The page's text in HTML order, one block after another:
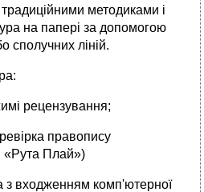
методиками і
на папері за допомогою
сполучних ліній.
рецензування;
правопису
«Рута Плай»)
з входженням комп'ютерної